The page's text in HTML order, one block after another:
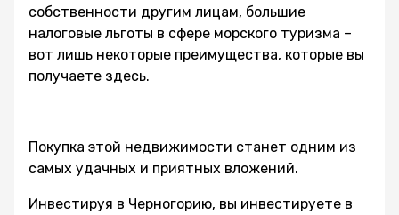
собственности другим лицам, большие
налоговые льготы в сфере морского туризма –
вот лишь некоторые преимущества, которые вы
получаете здесь.
Покупка этой недвижимости станет одним из
самых удачных и приятных вложений.
Инвестируя в Черногорию, вы инвестируете в